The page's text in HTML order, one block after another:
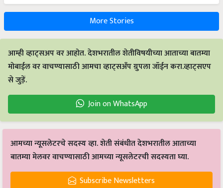
More Stories
आम्ही व्हाट्सअप वर आहोत. देशभरातील शेतीविषयीच्या आताच्या बातम्या
मोबाईल वर वाचण्यासाठी आमचा व्हाट्सअँप ग्रुपला जॉईन करा.व्हाट्सएप
से जुड़ें.
Join on WhatsApp
आमच्या न्यूसलेटरचे सदस्य व्हा. शेती संबंधीत देशभरातील आताच्या
बातम्या मेलवर वाचण्यासाठी आमच्या न्यूसलेटरची सदस्यता घ्या.
Subscribe Newsletters